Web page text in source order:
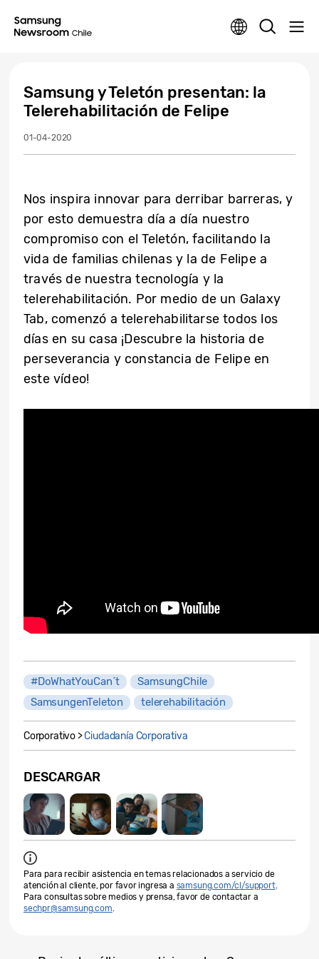
Samsung y Teletón presentan: la
Telerehabilitación de Felipe
01-04-2020
Nos inspira innovar para derribar barreras, y
por esto demuestra día a día nuestro
compromiso con el Teletón, facilitando la
vida de familias chilenas y la de Felipe a
través de nuestra tecnología y la
telerehabilitación. Por medio de un Galaxy
Tab, comenzó a telerehabilitarse todos los
días en su casa ¡Descubre la historia de
perseverancia y constancia de Felipe en
este vídeo!
#DoWhatYouCan´t
SamsungChile
SamsungenTeleton
telerehabilitación
Corporativo >Ciudadanía Corporativa
DESCARGAR
Para para recibir asistencia en temas relacionados a servicio de
atención al cliente, por favor ingresa a samsung.com/cl/support.
Para consultas sobre medios y prensa, favor de contactar a
sechpr@samsung.com.